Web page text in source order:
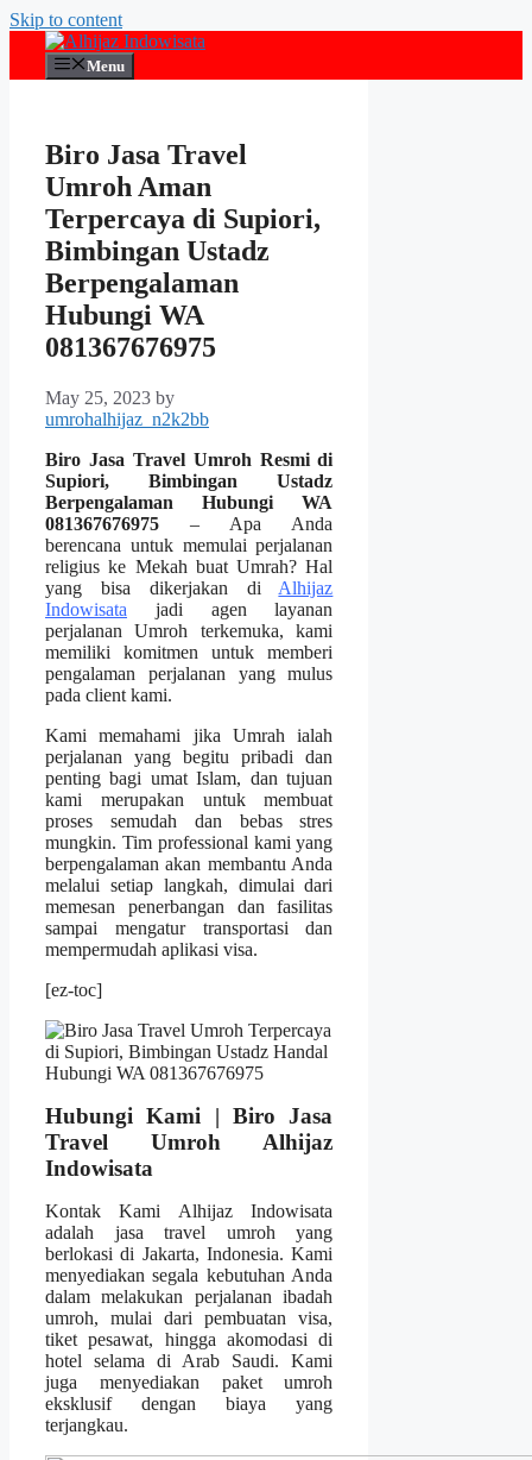
Skip to content
Menu
Biro Jasa Travel
Umroh Aman
Terpercaya di Supiori,
Bimbingan Ustadz
Berpengalaman
Hubungi WA
081367676975
May 25, 2023 by
umrohalhijaz_n2k2bb
Biro Jasa Travel Umroh Resmi di
Supiori, Bimbingan Ustadz
Berpengalaman Hubungi WA
081367676975 – Apa Anda
berencana untuk memulai perjalanan
religius ke Mekah buat Umrah? Hal
yang bisa dikerjakan di Alhijaz
Indowisata jadi agen layanan
perjalanan Umroh terkemuka, kami
memiliki komitmen untuk memberi
pengalaman perjalanan yang mulus
pada client kami.
Kami memahami jika Umrah ialah
perjalanan yang begitu pribadi dan
penting bagi umat Islam, dan tujuan
kami merupakan untuk membuat
proses semudah dan bebas stres
mungkin. Tim professional kami yang
berpengalaman akan membantu Anda
melalui setiap langkah, dimulai dari
memesan penerbangan dan fasilitas
sampai mengatur transportasi dan
mempermudah aplikasi visa.
[ez-toc]
Hubungi Kami | Biro Jasa
Travel Umroh Alhijaz
Indowisata
Kontak Kami Alhijaz Indowisata
adalah jasa travel umroh yang
berlokasi di Jakarta, Indonesia. Kami
menyediakan segala kebutuhan Anda
dalam melakukan perjalanan ibadah
umroh, mulai dari pembuatan visa,
tiket pesawat, hingga akomodasi di
hotel selama di Arab Saudi. Kami
juga menyediakan paket umroh
eksklusif dengan biaya yang
terjangkau.